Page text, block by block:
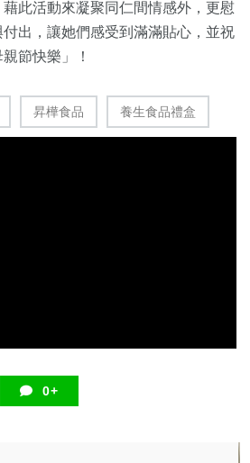
此活動來凝聚同仁間情感外，更慰
出，讓她們感受到滿滿貼心，並祝
節快樂」！
昇樺食品 養生食品禮盒
0+